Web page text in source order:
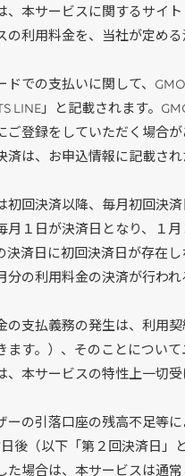
、本サービスに関するサイ
の利用料金を、当社が定め
での支払いに関して、
LINE」と記載されます。
ご登録をしていただく場合
済は、お申込情報に記載さ
初回決済以降、毎月初回決
月１日が決済日となり、１
決済日に初回決済日が存在
分の利用料金の決済が行わ
の支払義務の発生は、利用
ます。）、そのことについ
、本サービスの特性上一切
ーの引落口座の残高不足等
後（以下「第２回決済日
た場合は、本サービスは通